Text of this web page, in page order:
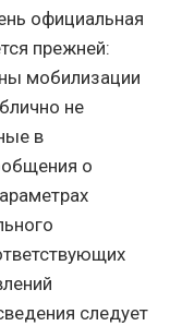
официальная
прежней:
мобилизации
не
в
о
следует